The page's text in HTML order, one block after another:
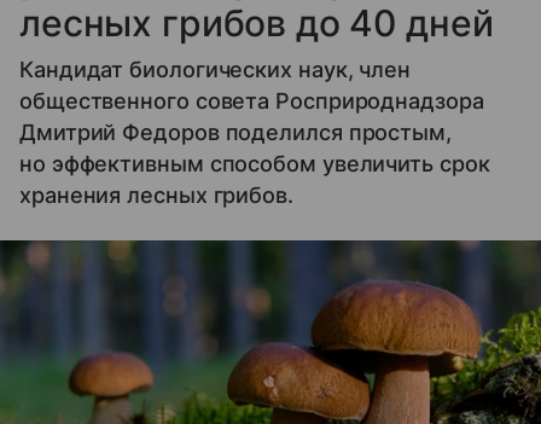
лесных грибов до 40 дней
Кандидат биологических наук, член
общественного совета Росприроднадзора
Дмитрий Федоров поделился простым,
но эффективным способом увеличить срок
хранения лесных грибов.